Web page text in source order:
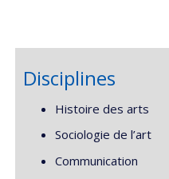
Disciplines
Histoire des arts
Sociologie de l’art
Communication